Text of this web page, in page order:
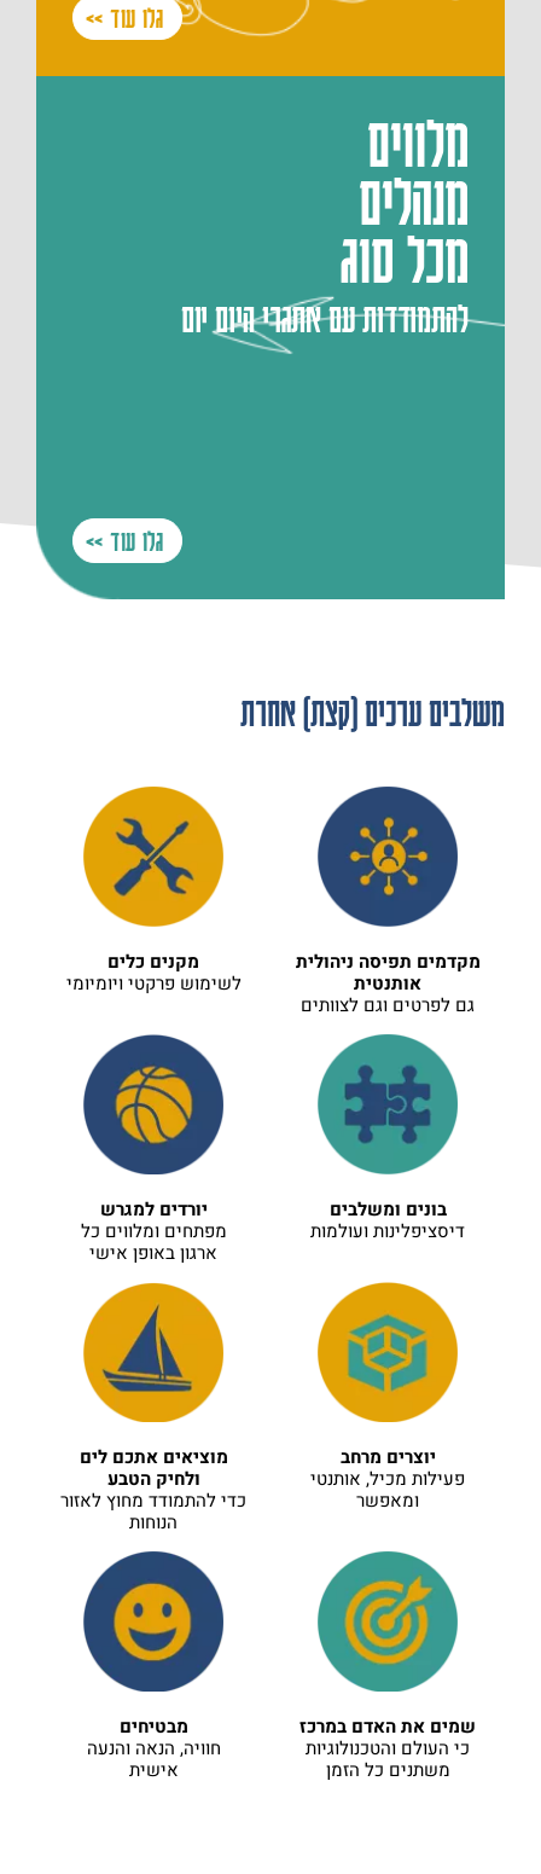
גלו עוד >>
מלווים
מנהלים
מכל סוג
להתמודדות עם אתגרי היום יום
גלו עוד >>
משלבים ערכים (קצת) אחרת
מקדמים תפיסה ניהולית
אותנטית
גם לפרטים וגם לצוותים
מקנים כלים
לשימוש פרקטי ויומיומי
בונים ומשלבים
דיסציפלינות ועולמות
יורדים למגרש
מפתחים ומלווים כל
ארגון באופן אישי
יוצרים מרחב
פעילות מכיל, אותנטי
ומאפשר
מוציאים אתכם לים
ולחיק הטבע
כדי להתמודד מחוץ לאזור
הנוחות
שמים את האדם במרכז
כי העולם והטכנולוגיות
משתנים כל הזמן
מבטיחים
חוויה, הנאה והנעה
אישית